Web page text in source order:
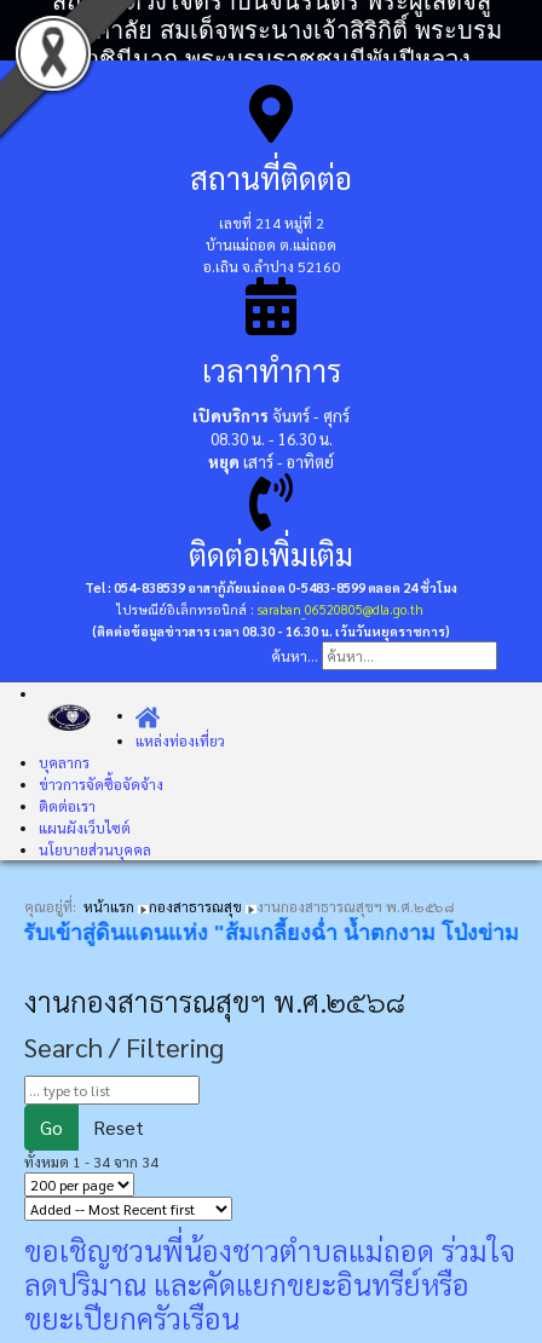
สวรรคาลัย สมเด็จพระนางเจ้าสิริกิติ์ พระบรม
ราชินีนาถ พระบรมราชชนนีพันปีหลวง
สถานที่ติดต่อ
เลขที่ 214 หมู่ที่ 2
บ้านแม่ถอด ต.แม่ถอด
อ.เถิน จ.ลำปาง 52160
เวลาทำการ
เปิดบริการ จันทร์ - ศุกร์
08.30 น. - 16.30 น.
หยุด เสาร์ - อาทิตย์
ติดต่อเพิ่มเติม
Tel : 054-838539 อาสากู้ภัยแม่ถอด 0-5483-8599ตลอด 24 ชั่วโมง
ไปรษณีย์อิเล็กทรอนิกส์ : saraban_06520805@dla.go.th
(ติดต่อข้อมูลข่าวสาร เวลา 08.30 - 16.30 น. เว้นวันหยุดราชการ)
ค้นหา...
แหล่งท่องเที่ยว
บุคลากร
ข่าวการจัดซื้อจัดจ้าง
ติดต่อเรา
แผนผังเว็บไซต์
นโยบายส่วนบุคคล
คุณอยู่ที่: หน้าแรก กองสาธารณสุข งานกองสาธารณสุขฯ พ.ศ.๒๕๖๘
แดนแห่ง "ส้มเกลี้ยงฉ่ำ น้ำตกงาม โป่งข่ามขลัง วังหินอ่
งานกองสาธารณสุขฯ พ.ศ.๒๕๖๘
Search / Filtering
Go Reset
ทั้งหมด 1 - 34 จาก 34
ขอเชิญชวนพี่น้องชาวตำบลแม่ถอด ร่วมใจ
ลดปริมาณ และคัดแยกขยะอินทรีย์หรือ
ขยะเปียกครัวเรือน